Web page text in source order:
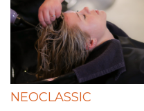
NEOCLASSIC